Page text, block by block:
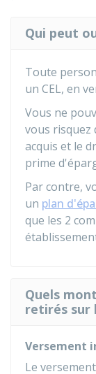
Qui peut
Toute
un CEL, en
Vous ne
vous risquez
acquis et le
prime
Par contre,
un plan
que les 2
Quels
retirés sur
Versement
Le